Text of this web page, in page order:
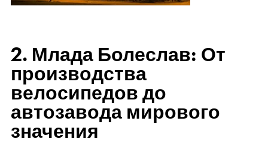
2. Млада Болеслав: От
производства
велосипедов до
автозавода мирового
значения